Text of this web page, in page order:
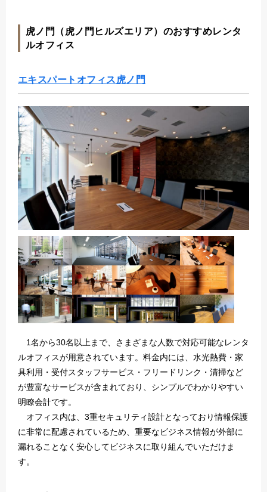
虎ノ門（虎ノ門ヒルズエリア）のおすすめレンタ
ルオフィス
エキスパートオフィス虎ノ門
1名から30名以上まで、さまざまな人数で対応可能なレンタ
ルオフィスが用意されています。料金内には、水光熱費・家
具利用・受付スタッフサービス・フリードリンク・清掃など
が豊富なサービスが含まれており、シンプルでわかりやすい
明瞭会計です。
オフィス内は、3重セキュリティ設計となっており情報保護
に非常に配慮されているため、重要なビジネス情報が外部に
漏れることなく安心してビジネスに取り組んでいただけま
す。